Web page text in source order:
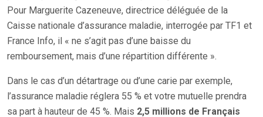
Pour Marguerite Cazeneuve, directrice déléguée de la
Caisse nationale d’assurance maladie, interrogée par TF1 et
France Info, il « ne s’agit pas d’une baisse du
remboursement, mais d’une répartition différente ».
Dans le cas d’un détartrage ou d’une carie par exemple,
l’assurance maladie réglera 55 % et votre mutuelle prendra
sa part à hauteur de 45 %. Mais 2,5 millions de Français